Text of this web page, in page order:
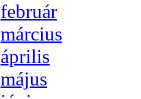
feb­ru­ár
már­ci­us
áp­ri­lis
má­jus